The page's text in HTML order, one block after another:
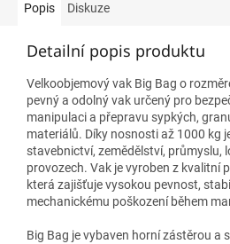
Popis Diskuze
Detailní popis produktu
Velkoobjemový vak Big Bag o
pevný a odolný vak určený pro
manipulaci a přepravu sypkých,
materiálů. Díky nosnosti až 1000 kg
stavebnictví, zemědělství, průmyslu,
provozech. Vak je vyroben z kvalitní
která zajišťuje vysokou pevnost,
mechanickému poškození během
Big Bag je vybaven horní zástěrou a